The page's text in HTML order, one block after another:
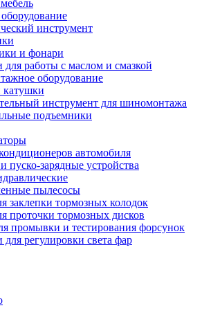
инструмент
и фонари
для работы с маслом и смазкой
оборудование
инструмент для шиномонтажа
подъемники
автомобиля
пуско-зарядные устройства
пылесосы
заклепки тормозных колодок
проточки тормозных дисков
промывки и тестирования форсунок
для регулировки света фар